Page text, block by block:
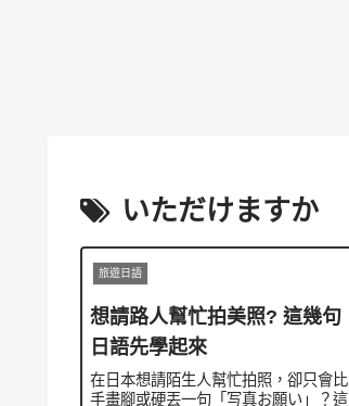
いただけますか
旅遊日語
想請路人幫忙拍美照? 這幾句
日語先學起來
在日本想請陌生人幫忙拍照，卻只會比
手畫腳或硬丟一句「写真お願い」？這